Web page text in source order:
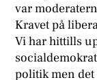
var
Kravet på
Vi har hittills
politik men